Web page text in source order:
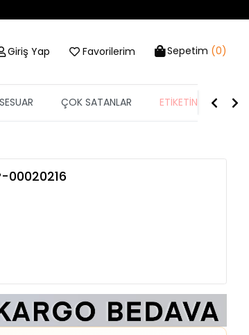
Giriş Yap Favorilerim Sepetim (0)
ÇOK SATANLAR ETİKETİN YARISI
00020216
içerisindekolayca iade edebilirsiniz.